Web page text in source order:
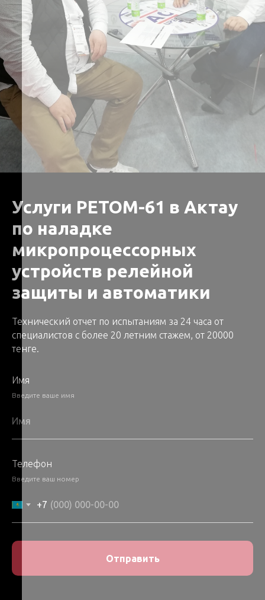
Услуги РЕТОМ-61 в Актау
по наладке
микропроцессорных
устройств релейной
защиты и автоматики
Технический отчет по испытаниям за 24 часа от
специалистов с более 20 летним стажем, от 20000
тенге.
Имя
Введите ваше имя
Телефон
Введите ваш номер
+7
Отправить